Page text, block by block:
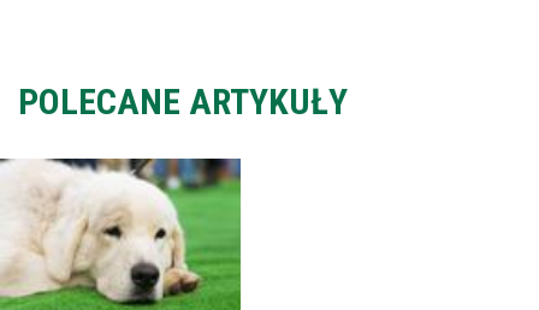
POLECANE ARTYKUŁY